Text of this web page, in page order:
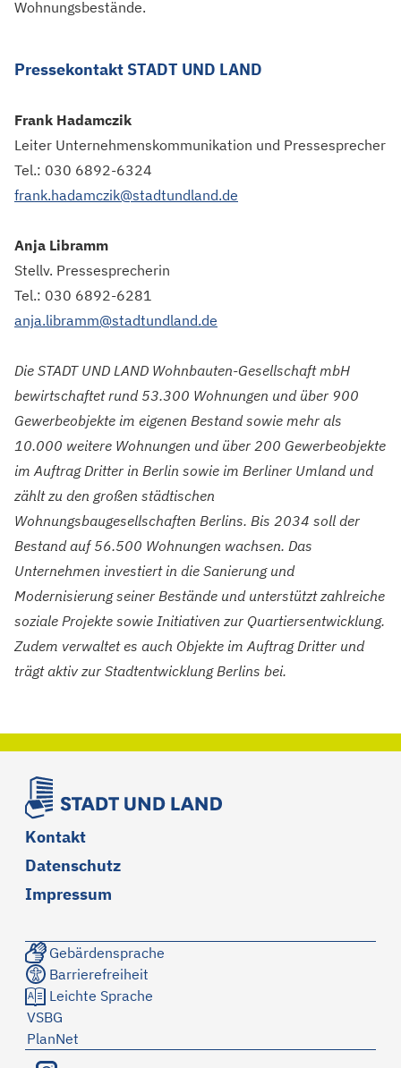
Wohnungsbestände.
Pressekontakt STADT UND LAND
Frank Hadamczik
Leiter Unternehmenskommunikation und Pressesprecher
Tel.: 030 6892-6324
frank.hadamczik@stadtundland.de
Anja Libramm
Stellv. Pressesprecherin
Tel.: 030 6892-6281
anja.libramm@stadtundland.de
Die STADT UND LAND Wohnbauten-Gesellschaft mbH
bewirtschaftet rund 53.300 Wohnungen und über 900
Gewerbeobjekte im eigenen Bestand sowie mehr als
10.000 weitere Wohnungen und über 200 Gewerbeobjekte
im Auftrag Dritter in Berlin sowie im Berliner Umland und
zählt zu den großen städtischen
Wohnungsbaugesellschaften Berlins. Bis 2034 soll der
Bestand auf 56.500 Wohnungen wachsen. Das
Unternehmen investiert in die Sanierung und
Modernisierung seiner Bestände und unterstützt zahlreiche
soziale Projekte sowie Initiativen zur Quartiersentwicklung.
Zudem verwaltet es auch Objekte im Auftrag Dritter und
trägt aktiv zur Stadtentwicklung Berlins bei.
Kontakt
Datenschutz
Impressum
Gebärdensprache
Barrierefreiheit
Leichte Sprache
VSBG
PlanNet